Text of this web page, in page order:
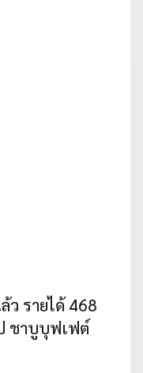
ว รายได้ 468
ชาบูบุฟเฟต์